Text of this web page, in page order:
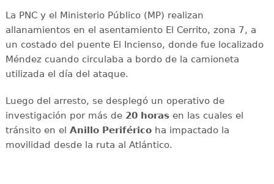
La PNC y el Ministerio Público (MP) realizan
allanamientos en el asentamiento El Cerrito, zona 7, a
un costado del puente El Incienso, donde fue localizado
Méndez cuando circulaba a bordo de la camioneta
utilizada el día del ataque.
Luego del arresto, se desplegó un operativo de
investigación por más de 20 horasen las cuales el
tránsito en el Anillo Periféricoha impactado la
movilidad desde la ruta al Atlántico.